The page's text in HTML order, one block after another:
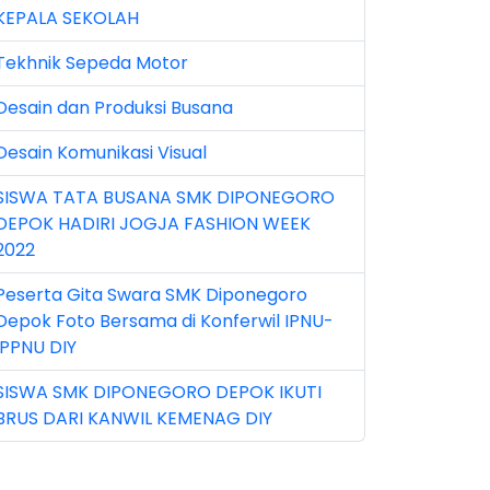
2025 (1)
2026 (5)
2023 (8)
2024 (1)
2026 (3)
2026 (16)
2022 (101)
2023 (5)
2025 (15)
2024 (2)
SEKOLAH
Sepeda Motor
dan Produksi Busana
Komunikasi Visual
TATA BUSANA SMK DIPONEGORO
HADIRI JOGJA FASHION WEEK
Gita Swara SMK Diponegoro
Foto Bersama di Konferwil IPNU-
DIY
SMK DIPONEGORO DEPOK IKUTI
DARI KANWIL KEMENAG DIY